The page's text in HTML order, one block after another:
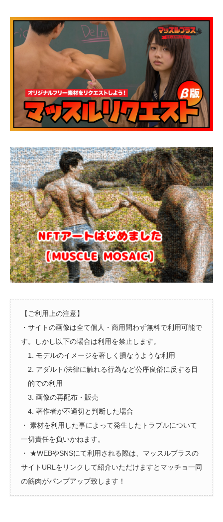
【ご利用上の注意】
・サイトの画像は全て個人・商用問わず無料で利用可能で
す。しかし以下の場合は利用を禁止します。
1. モデルのイメージを著しく損なうような利用
2. アダルト/法律に触れる行為など公序良俗に反する目
的での利用
3. 画像の再配布・販売
4. 著作者が不適切と判断した場合
・ 素材を利用した事によって発生したトラブルについて
一切責任を負いかねます。
・ ★WEBやSNSにて利用される際は、マッスルプラスの
サイトURLをリンクして紹介いただけますとマッチョ一同
の筋肉がパンプアップ致します！